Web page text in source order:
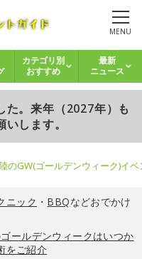
MENU
カテゴリ別
おすすめ
最新
ニュース
た。来年（2027年）も
します。
のGW(ゴールデンウィーク)イ
ニック ・ BBQなどおでかけ
ールデンウィークはいつか
をご紹介